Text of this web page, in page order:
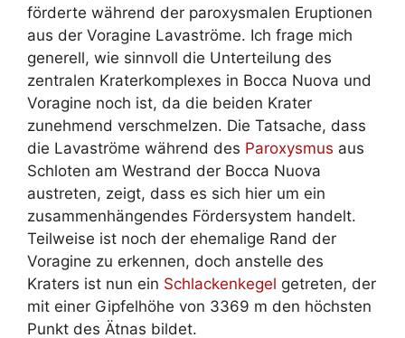
förderte während der paroxysmalen Eruptionen
aus der Voragine Lavaströme. Ich frage mich
generell, wie sinnvoll die Unterteilung des
zentralen Kraterkomplexes in Bocca Nuova und
Voragine noch ist, da die beiden Krater
zunehmend verschmelzen. Die Tatsache, dass
die Lavaströme während des Paroxysmus aus
Schloten am Westrand der Bocca Nuova
austreten, zeigt, dass es sich hier um ein
zusammenhängendes Fördersystem handelt.
Teilweise ist noch der ehemalige Rand der
Voragine zu erkennen, doch anstelle des
Kraters ist nun ein Schlackenkegel getreten, der
mit einer Gipfelhöhe von 3369 m den höchsten
Punkt des Ätnas bildet.